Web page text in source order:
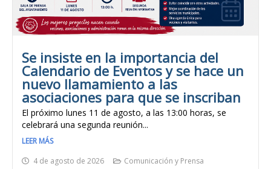
Se insiste en la importancia del
Calendario de Eventos y se hace un
nuevo llamamiento a las
asociaciones para que se inscriban
El próximo lunes 11 de agosto, a las 13:00 horas, se
celebrará una segunda reunión...
LEER MÁS
4 de agosto de 2026
Comunicación y Prensa